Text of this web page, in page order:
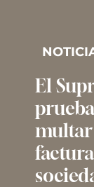
El
multar